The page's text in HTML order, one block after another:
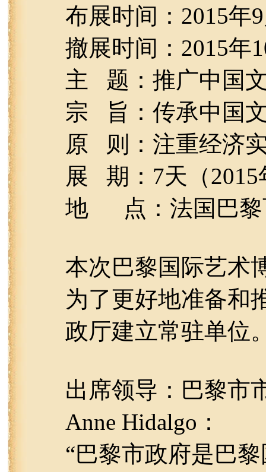
布展时间：2015年
撤展时间：2015年
主 题：推广中国
宗 旨：传承中国
原 则：注重经济
展 期：7天（
地 点：法国巴黎
本次巴黎国际艺术
为了更好地准备和
政厅建立常驻单位
出席领导：巴黎市
Anne Hidalgo：
“巴黎市政府是巴